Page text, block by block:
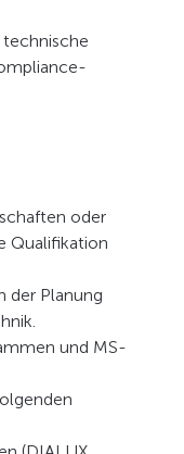
oder
Qualifikation
der Planung
und MS-